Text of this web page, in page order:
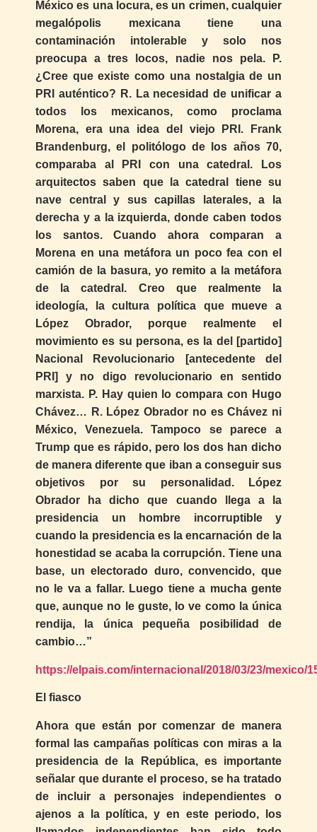
México es una locura, es un crimen, cualquier
megalópolis mexicana tiene una
contaminación intolerable y solo nos
preocupa a tres locos, nadie nos pela. P.
¿Cree que existe como una nostalgia de un
PRI auténtico? R. La necesidad de unificar a
todos los mexicanos, como proclama
Morena, era una idea del viejo PRI. Frank
Brandenburg, el politólogo de los años 70,
comparaba al PRI con una catedral. Los
arquitectos saben que la catedral tiene su
nave central y sus capillas laterales, a la
derecha y a la izquierda, donde caben todos
los santos. Cuando ahora comparan a
Morena en una metáfora un poco fea con el
camión de la basura, yo remito a la metáfora
de la catedral. Creo que realmente la
ideología, la cultura política que mueve a
López Obrador, porque realmente el
movimiento es su persona, es la del [partido]
Nacional Revolucionario [antecedente del
PRI] y no digo revolucionario en sentido
marxista. P. Hay quien lo compara con Hugo
Chávez… R. López Obrador no es Chávez ni
México, Venezuela. Tampoco se parece a
Trump que es rápido, pero los dos han dicho
de manera diferente que iban a conseguir sus
objetivos por su personalidad. López
Obrador ha dicho que cuando llega a la
presidencia un hombre incorruptible y
cuando la presidencia es la encarnación de la
honestidad se acaba la corrupción. Tiene una
base, un electorado duro, convencido, que
no le va a fallar. Luego tiene a mucha gente
que, aunque no le guste, lo ve como la única
rendija, la única pequeña posibilidad de
cambio…”
https://elpais.com/internacional/2018/03/23/mexico/
El fiasco
Ahora que están por comenzar de manera
formal las campañas políticas con miras a la
presidencia de la República, es importante
señalar que durante el proceso, se ha tratado
de incluir a personajes independientes o
ajenos a la política, y en este periodo, los